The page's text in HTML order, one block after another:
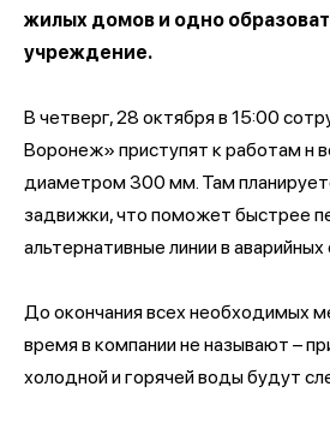
жилых домов и одно
учреждение.
В четверг, 28 октября в 15:00
Воронеж» приступят к работам н
диаметром 300 мм. Там
задвижки, что поможет быстрее
альтернативные линии в аварийных
До окончания всех необходимых
время в компании не называют –
холодной и горячей воды будут